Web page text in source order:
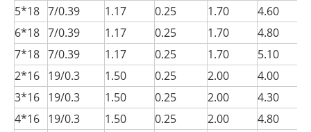
5*18 7/0.39 1.17 0.25 1.70 4.60
6*18 7/0.39 1.17 0.25 1.70 4.80
7*18 7/0.39 1.17 0.25 1.70 5.10
2*16 19/0.3 1.50 0.25 2.00 4.00
3*16 19/0.3 1.50 0.25 2.00 4.30
4*16 19/0.3 1.50 0.25 2.00 4.80